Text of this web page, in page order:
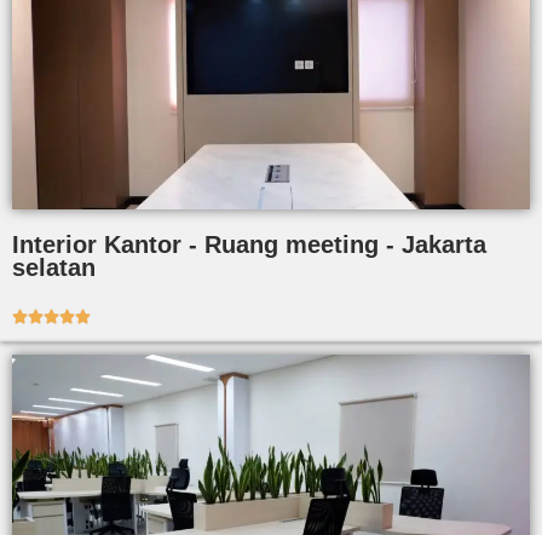
Interior Kantor - Ruang meeting - Jakarta
selatan
